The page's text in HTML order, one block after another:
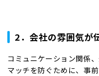
2．会社の雰囲気が
コミュニケーション関係
マッチを防ぐために、事